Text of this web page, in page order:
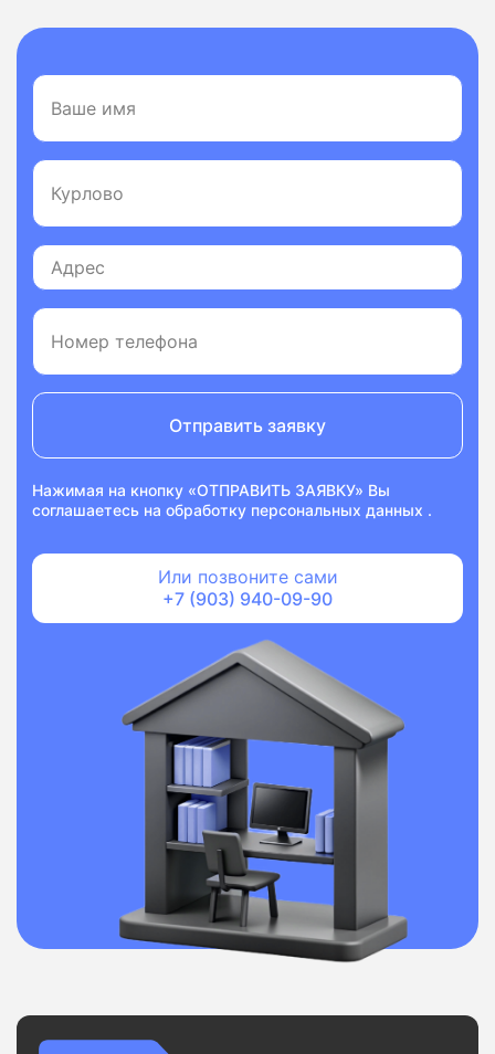
Отправить заявку
Нажимая на кнопку «ОТПРАВИТЬ ЗАЯВКУ» Вы
соглашаетесь на обработку персональных данных .
Или позвоните сами
+7 (903) 940-09-90